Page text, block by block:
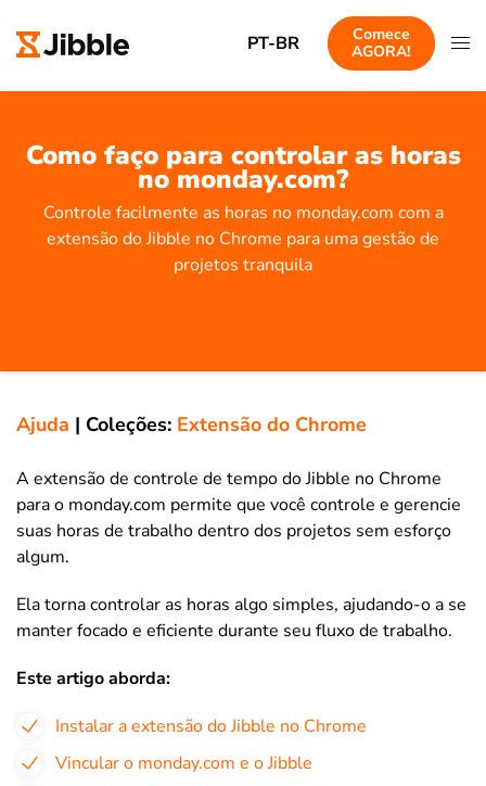
PT-BR
Comece
AGORA!
Como faço para controlar as horas
no monday.com?
Controle facilmente as horas no monday.com com a
extensão do Jibble no Chrome para uma gestão de
projetos tranquila
Ajuda | Coleções: Extensão do Chrome
A extensão de controle de tempo do Jibble no Chrome
para o monday.com permite que você controle e gerencie
suas horas de trabalho dentro dos projetos sem esforço
algum.
Ela torna controlar as horas algo simples, ajudando-o a se
manter focado e eficiente durante seu fluxo de trabalho.
Este artigo aborda:
Instalar a extensão do Jibble no Chrome
Vincular o monday.com e o Jibble